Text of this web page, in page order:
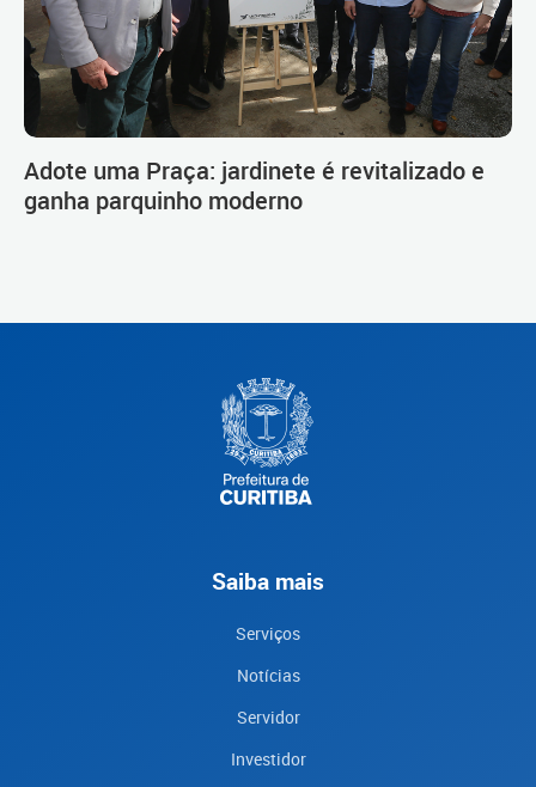
Adote uma Praça: jardinete é revitalizado e
ganha parquinho moderno
Saiba mais
Serviços
Notícias
Servidor
Investidor